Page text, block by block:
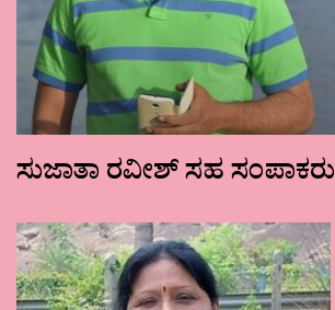
ಸುಜಾತಾ ರವೀಶ್ ಸಹ ಸಂಪಾಕರು